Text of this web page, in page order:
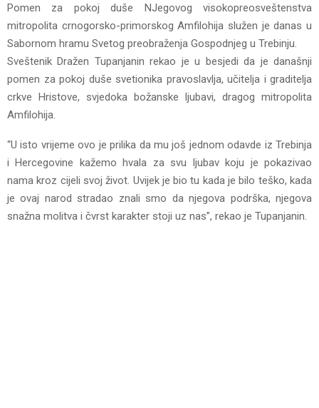
Pomen za pokoj duše NJegovog visokopreosveštenstva
mitropolita crnogorsko-primorskog Amfilohija služen je danas u
Sabornom hramu Svetog preobraženja Gospodnjeg u Trebinju.
Sveštenik Dražen Tupanjanin rekao je u besjedi da je današnji
pomen za pokoj duše svetionika pravoslavlja, učitelja i graditelja
crkve Hristove, svjedoka božanske ljubavi, dragog mitropolita
Amfilohija.
“U isto vrijeme ovo je prilika da mu još jednom odavde iz Trebinja
i Hercegovine kažemo hvala za svu ljubav koju je pokazivao
nama kroz cijeli svoj život. Uvijek je bio tu kada je bilo teško, kada
je ovaj narod stradao znali smo da njegova podrška, njegova
snažna molitva i čvrst karakter stoji uz nas”, rekao je Tupanjanin.